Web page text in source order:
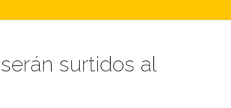
surtidos al